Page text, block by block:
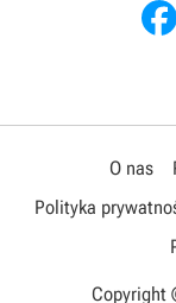
O nas
Polityka
Copyright